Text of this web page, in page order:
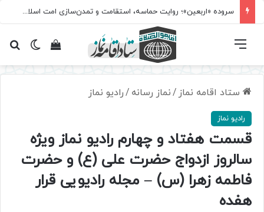
سروده‌ «اربعین»؛ روایت حماسه، استقامت و تمدن‌سازی امت اسلامی
تغییرمشاهده فهرست
ستاد اقامه نماز /نماز رسانه /رادیو نماز
رادیو نماز
قسمت هفتاد و چهارم رادیو نماز ویژه
سالروز ازدواج حضرت علی (ع) و حضرت
فاطمه زهرا (س) – مجله رادیویی قرار
هفده